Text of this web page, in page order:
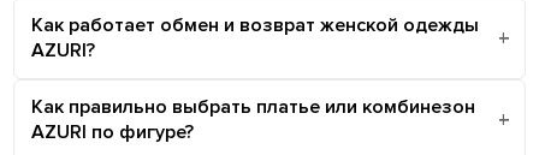
Как работает обмен и возврат женской одежды
AZURI?
Как правильно выбрать платье или комбинезон
AZURI по фигуре?